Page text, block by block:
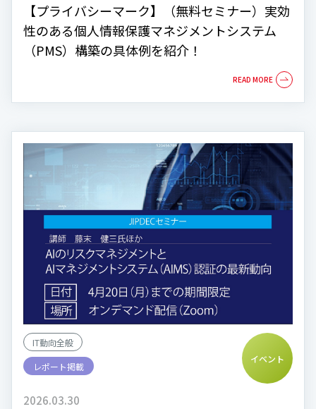
【プライバシーマーク】（無料セミナー）実効
性のある個人情報保護マネジメントシステム
（PMS）構築の具体例を紹介！
IT動向全般
レポート掲載
イベント
2026.03.30